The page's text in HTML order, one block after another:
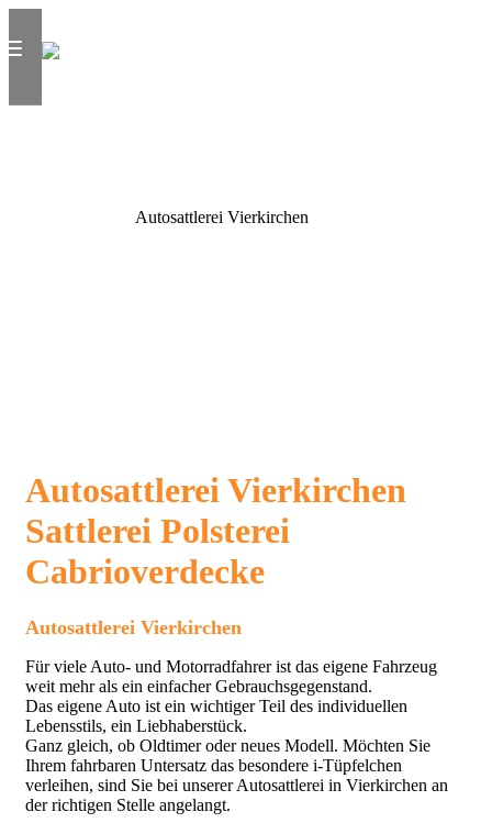
Autosattlerei Vierkirchen
Autosattlerei Vierkirchen
Sattlerei Polsterei
Cabrioverdecke
Autosattlerei Vierkirchen
Für viele Auto- und Motorradfahrer ist das eigene Fahrzeug
weit mehr als ein einfacher Gebrauchsgegenstand.
Das eigene Auto ist ein wichtiger Teil des individuellen
Lebensstils, ein Liebhaberstück.
Ganz gleich, ob Oldtimer oder neues Modell. Möchten Sie
Ihrem fahrbaren Untersatz das besondere i-Tüpfelchen
verleihen, sind Sie bei unserer Autosattlerei in Vierkirchen an
der richtigen Stelle angelangt.